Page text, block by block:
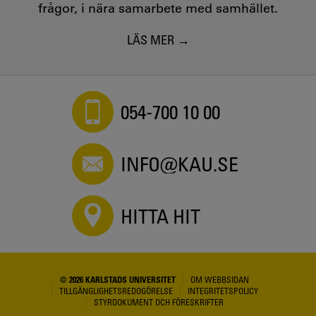
frågor, i nära samarbete med samhället.
LÄS MER
054-700 10 00
INFO@KAU.SE
HITTA HIT
© 2026 KARLSTADS UNIVERSITET
OM WEBBSIDAN
TILLGÄNGLIGHETSREDOGÖRELSE
INTEGRITETSPOLICY
STYRDOKUMENT OCH FÖRESKRIFTER